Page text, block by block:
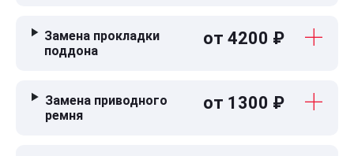
Замена прокладки
поддона
от 4200 ₽
Замена приводного
ремня
от 1300 ₽